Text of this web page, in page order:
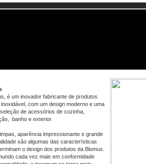
é um inovador fabricante de produtos
com um design moderno e uma
de acessórios de cozinha,
banho e exterior.
aparência impressionante e grande
são algumas das características
o design dos produtos da Blomus.
cada vez mais em conformidade